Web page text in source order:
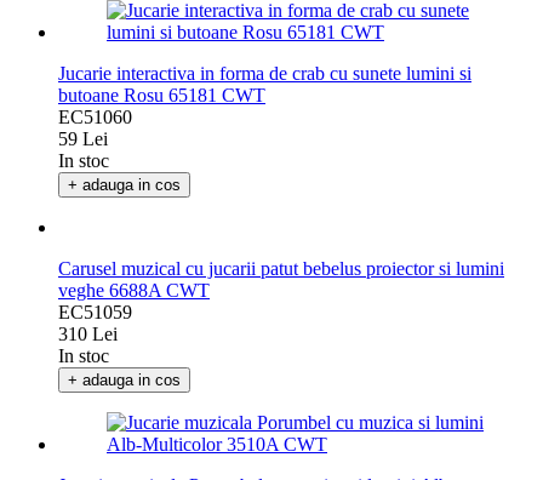
Jucarie interactiva in forma de crab cu sunete lumini si
butoane Rosu 65181 CWT
EC51060
59 Lei
In stoc
Carusel muzical cu jucarii patut bebelus proiector si lumini
veghe 6688A CWT
EC51059
310 Lei
In stoc